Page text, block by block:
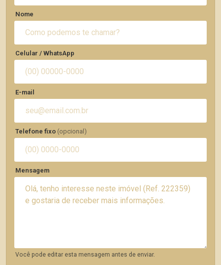
Nome
Celular / WhatsApp
E-mail
Telefone fixo (opcional)
Mensagem
Você pode editar esta mensagem antes de enviar.